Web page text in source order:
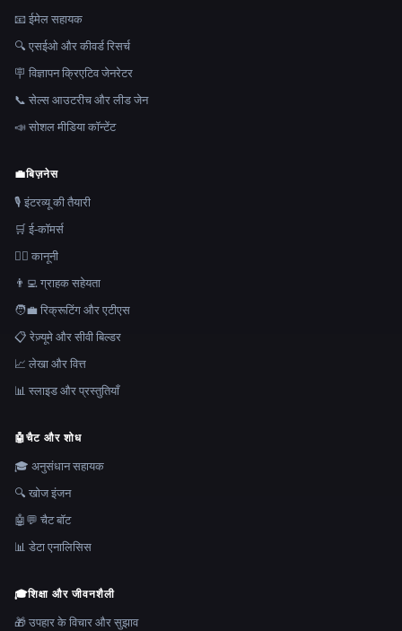
📧 ईमेल सहायक
🔍 एसईओ और कीवर्ड रिसर्च
🪧 विज्ञापन क्रिएटिव जेनरेटर
📞 सेल्स आउटरीच और लीड जेन
📣 सोशल मीडिया कॉन्टेंट
💼बिज़नेस
🎙️ इंटरव्यू की तैयारी
🛒 ई-कॉमर्स
👩‍⚖️ कानूनी
👨‍💻 ग्राहक सहेयता
🧑‍💼 रिक्रूटिंग और एटीएस
📋 रेज़्यूमे और सीवी बिल्डर
📈 लेखा और वित्त
📊 स्लाइड और प्रस्तुतियाँ
🤖चैट और शोध
🎓 अनुसंधान सहायक
🔍 खोज इंजन
🤖💬 चैट बॉट
📊 डेटा एनालिसिस
🎓शिक्षा और जीवनशैली
🎁 उपहार के विचार और सुझाव